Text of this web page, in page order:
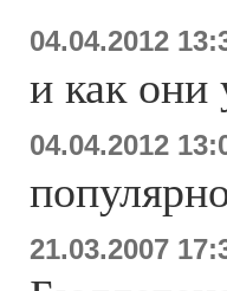
04.04.2012
и как они
04.04.2012
21.03.2007